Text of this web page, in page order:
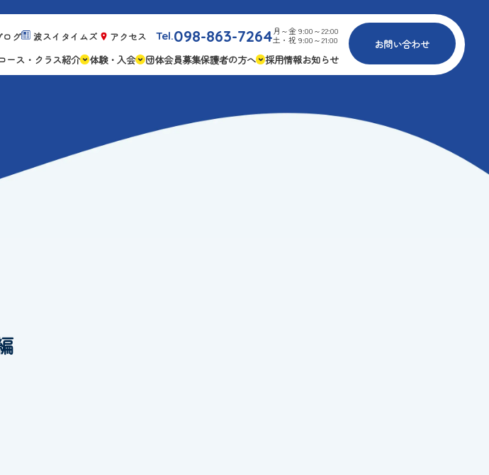
ログ 波スイタイムズ アクセス Tel.098-863-7264月～金 9:00～22:00
土・祝 9:00～21:00
お問い合わせ
ース・クラス紹介 体験・入会
キャンペーン情報
よくある質問
団体会員募集保護者の方へ
ゴールデンエイジ
採用情報お知らせ